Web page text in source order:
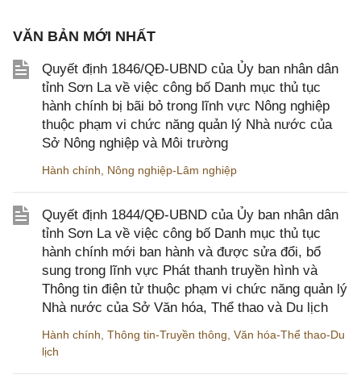
VĂN BẢN MỚI NHẤT
Quyết định 1846/QĐ-UBND của Ủy ban nhân dân
tỉnh Sơn La về việc công bố Danh mục thủ tục
hành chính bị bãi bỏ trong lĩnh vực Nông nghiệp
thuộc phạm vi chức năng quản lý Nhà nước của
Sở Nông nghiệp và Môi trường
Hành chính Nông nghiệp-Lâm nghiệp
Quyết định 1844/QĐ-UBND của Ủy ban nhân dân
tỉnh Sơn La về việc công bố Danh mục thủ tục
hành chính mới ban hành và được sửa đổi, bổ
sung trong lĩnh vực Phát thanh truyền hình và
Thông tin điện tử thuộc phạm vi chức năng quản lý
Nhà nước của Sở Văn hóa, Thể thao và Du lịch
Hành chính Thông tin-Truyền thông Văn hóa-Thể thao-Du
lịch